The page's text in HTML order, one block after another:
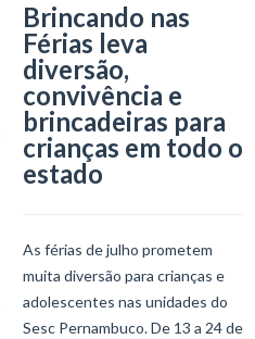
Brincando nas
Férias leva
diversão,
convivência e
brincadeiras para
crianças em todo o
estado
As férias de julho prometem
muita diversão para crianças e
adolescentes nas unidades do
Sesc Pernambuco. De 13 a 24 de